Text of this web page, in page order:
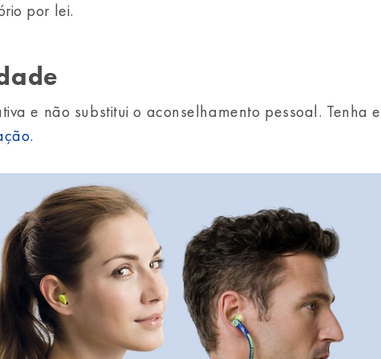
por lei.
e não substitui o aconselhamento pessoal. Tenha